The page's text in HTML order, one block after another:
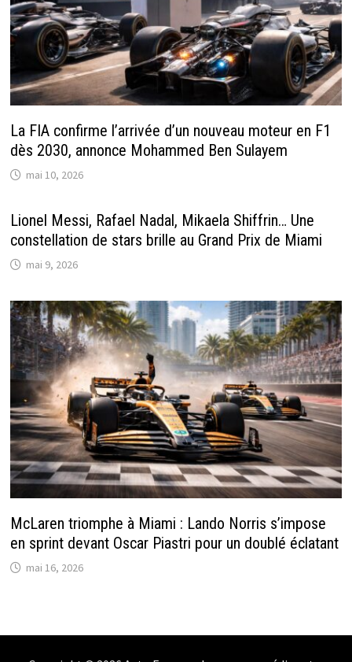
La FIA confirme l’arrivée d’un nouveau moteur en F1
dès 2030, annonce Mohammed Ben Sulayem
mai 10, 2026
Lionel Messi, Rafael Nadal, Mikaela Shiffrin… Une
constellation de stars brille au Grand Prix de Miami
mai 9, 2026
McLaren triomphe à Miami : Lando Norris s’impose
en sprint devant Oscar Piastri pour un doublé éclatant
mai 16, 2026